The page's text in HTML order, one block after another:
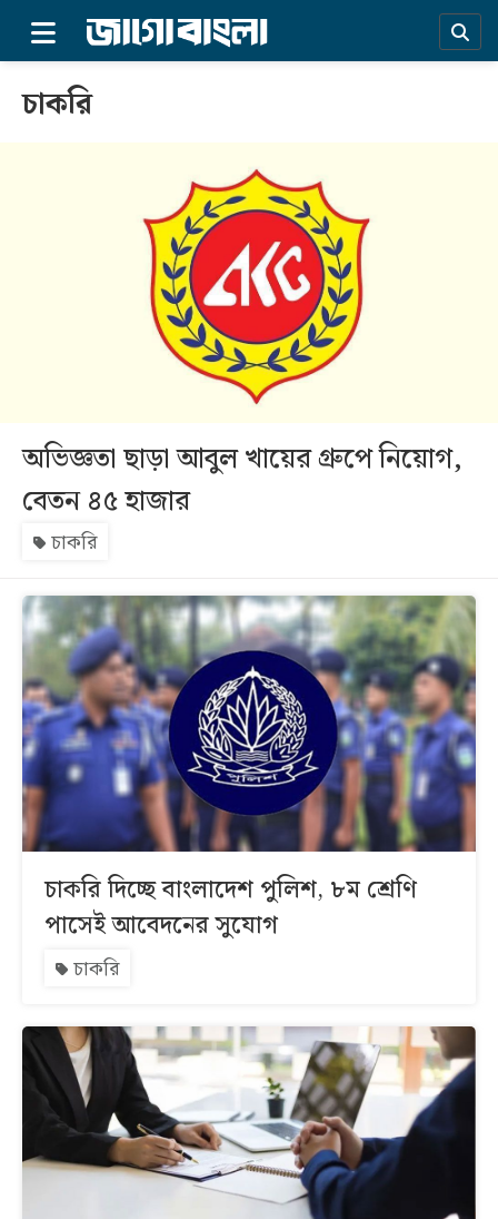
×
বিভাগ
আর্কাইভ
কনভার্টার
চাকরি
অভিজ্ঞতা ছাড়া আবুল খায়ের গ্রুপে নিয়োগ,
বেতন ৪৫ হাজার
চাকরি
চাকরি দিচ্ছে বাংলাদেশ পুলিশ, ৮ম শ্রেণি
পাসেই আবেদনের সুযোগ
চাকরি